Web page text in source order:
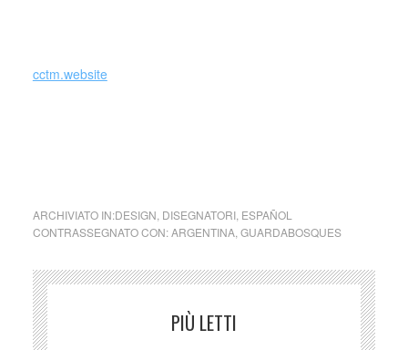
cctm.website
ARCHIVIATO IN:DESIGN DISEGNATORI, ESPAÑOL
CONTRASSEGNATO CON:ARGENTINA, GUARDABOSQUES
PIÙ LETTI